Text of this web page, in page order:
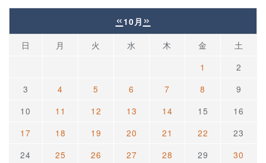
« 10月 »
日 月 火 水 木 金
土
1
2
3
4 5 6 7 8
9
10
11 12 13 14 15
16
17
18 19 20 21 22
23
24
25 26 27 28 29
30